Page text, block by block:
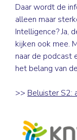
Daar wordt de
alleen maar
Intelligence? Ja,
kijken ook mee.
naar de podcast
het belang van
>> Beluister S2: